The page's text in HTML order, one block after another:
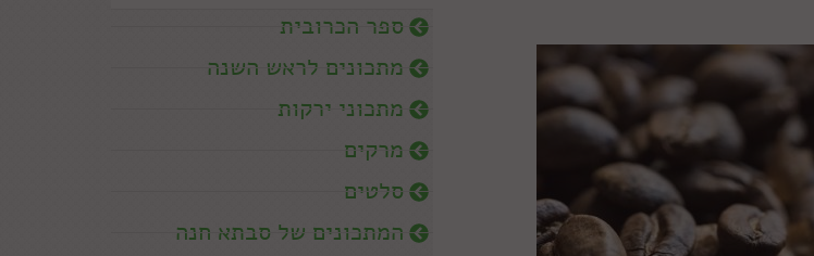
ספר הכרובית
מתכונים לראש השנה
מתכוני ירקות
מרקים
סלטים
המתכונים של סבתא חנה